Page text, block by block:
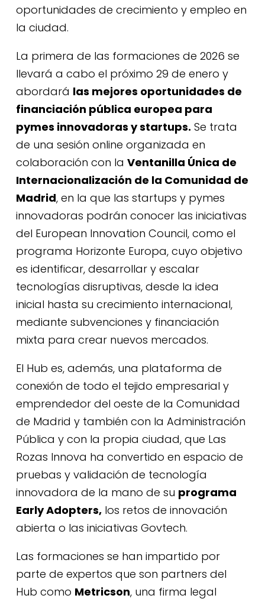
oportunidades de crecimiento y empleo en
la ciudad.
La primera de las formaciones de 2026 se
llevará a cabo el próximo 29 de enero y
abordará las mejores oportunidades de
financiación pública europea para
pymes innovadoras y startups. Se trata
de una sesión online organizada en
colaboración con la Ventanilla Única de
Internacionalización de la Comunidad de
Madrid, en la que las startups y pymes
innovadoras podrán conocer las iniciativas
del European Innovation Council, como el
programa Horizonte Europa, cuyo objetivo
es identificar, desarrollar y escalar
tecnologías disruptivas, desde la idea
inicial hasta su crecimiento internacional,
mediante subvenciones y financiación
mixta para crear nuevos mercados.
El Hub es, además, una plataforma de
conexión de todo el tejido empresarial y
emprendedor del oeste de la Comunidad
de Madrid y también con la Administración
Pública y con la propia ciudad, que Las
Rozas Innova ha convertido en espacio de
pruebas y validación de tecnología
innovadora de la mano de su programa
Early Adopters, los retos de innovación
abierta o las iniciativas Govtech.
Las formaciones se han impartido por
parte de expertos que son partners del
Hub como Metricson, una firma legal